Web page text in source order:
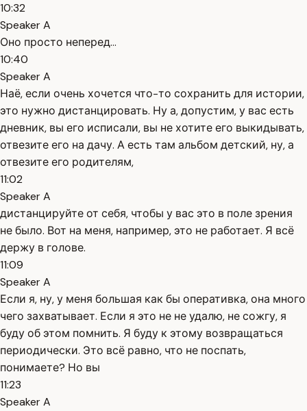
10:32
Speaker A
Оно просто неперед...
10:40
Speaker A
Наё, если очень хочется что-то сохранить для истории,
это нужно дистанцировать. Ну а, допустим, у вас есть
дневник, вы его исписали, вы не хотите его выкидывать,
отвезите его на дачу. А есть там альбом детский, ну, а
отвезите его родителям,
11:02
Speaker A
дистанцируйте от себя, чтобы у вас это в поле зрения
не было. Вот на меня, например, это не работает. Я всё
держу в голове.
11:09
Speaker A
Если я, ну, у меня большая как бы оперативка, она много
чего захватывает. Если я это не не удалю, не сожгу, я
буду об этом помнить. Я буду к этому возвращаться
периодически. Это всё равно, что не поспать,
понимаете? Но вы
11:23
Speaker A